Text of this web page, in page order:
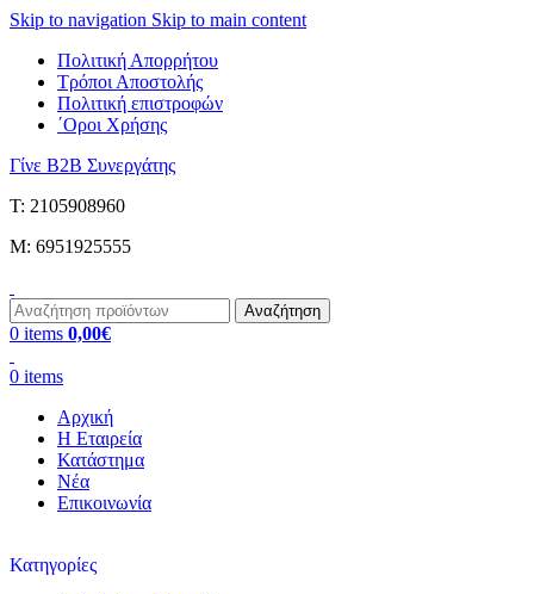
Skip to navigation Skip to main content
Πολιτική Απορρήτου
Τρόποι Αποστολής
Πολιτική επιστροφών
΄Οροι Χρήσης
Γίνε B2B Συνεργάτης
Τ: 2105908960
M: 6951925555
Αναζήτηση
0 items 0,00€
0 items
Αρχική
Η Εταιρεία
Κατάστημα
Νέα
Επικοινωνία
Κατηγορίες